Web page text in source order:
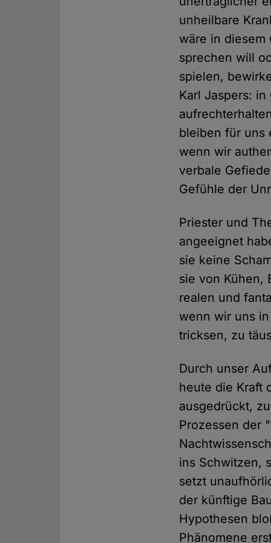
unheilbare
wäre in diesem
sprechen will
spielen,
Karl Jaspers:
bleiben für uns
wenn wir
verbale
Gefühle der
Priester und
angeeignet
sie keine
sie von Kühen,
realen und
wenn wir uns
tricksen, zu
Durch unser
heute die Kraft
ausgedrückt,
Prozessen der
ins Schwitzen,
setzt
der künftige
Hypothesen
Phänomene